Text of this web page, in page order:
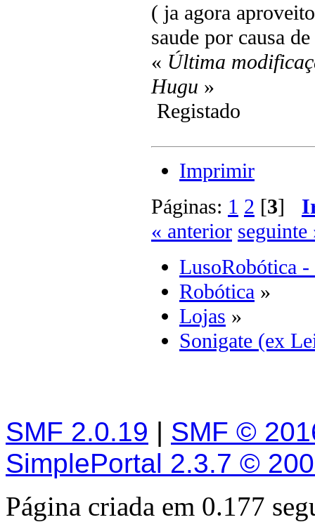
( ja agora
saude por causa
« Última
Hugu »
Registado
Imprimir
Páginas: 1 2 [3]
« anterior seguinte
LusoRobótica -
Robótica »
Lojas »
Sonigate (ex
SMF 2.0.19 | SMF ©
SimplePortal 2.3.7 ©
Página criada em 0.177